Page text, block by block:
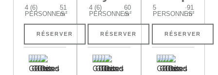
4 (6)
PERSONNES
51
m²
RÉSERVER
4 (6)
PERSONNES
60
m²
RÉSERVER
5
PERSONNES
91
m²
RÉSERVER